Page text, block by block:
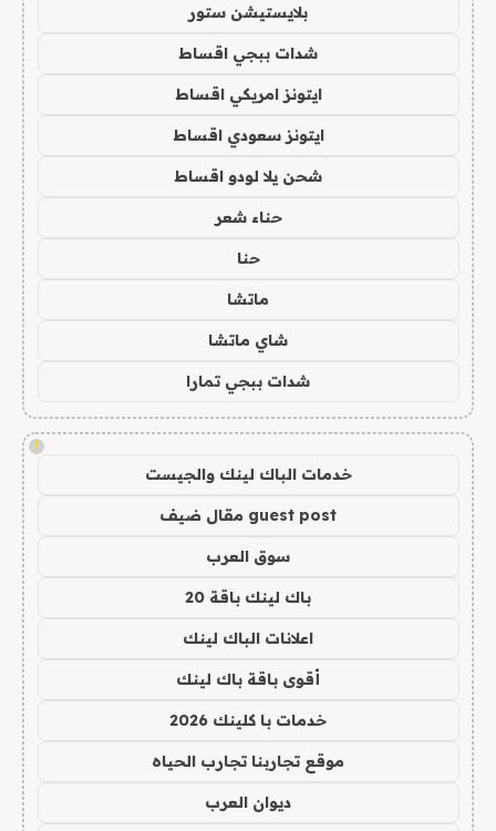
بلايستيشن ستور
شدات ببجي اقساط
ايتونز امريكي اقساط
ايتونز سعودي اقساط
شحن يلا لودو اقساط
حناء شعر
حنا
ماتشا
شاي ماتشا
شدات ببجي تمارا
!
خدمات الباك لينك والجيست
guest post مقال ضيف
سوق العرب
باك لينك باقة 20
اعلانات الباك لينك
أقوى باقة باك لينك
خدمات با كلينك 2026
موقع تجاربنا تجارب الحياه
ديوان العرب